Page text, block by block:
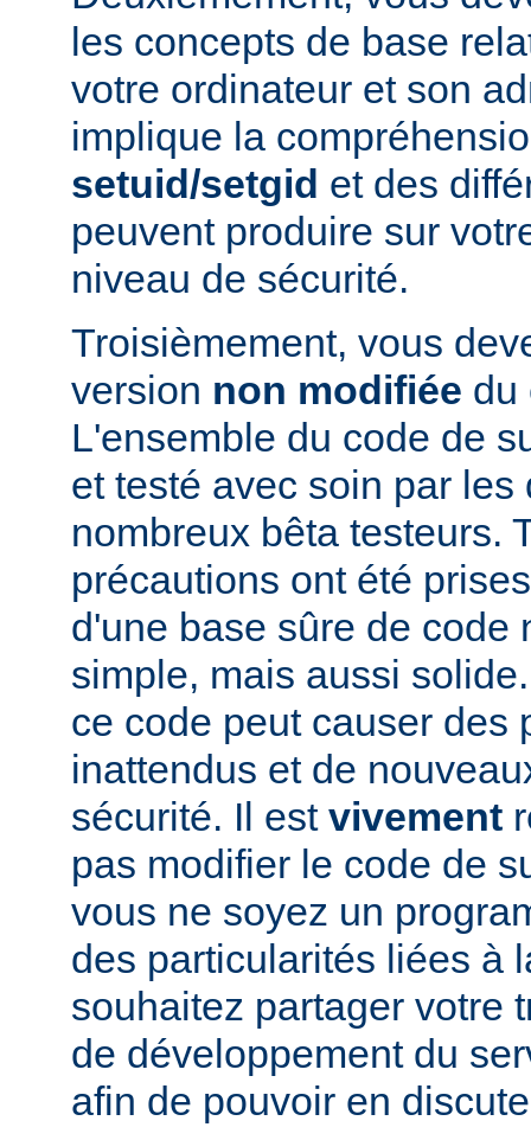
les concepts de base
votre ordinateur et son
implique la
setuid/setgid et des
peuvent produire sur
niveau de sécurité.
Troisièmement, vous
version non modifiée du
L'ensemble du code de
et testé avec soin par
nombreux bêta testeurs.
précautions ont été
d'une base sûre de code
simple, mais aussi
ce code peut causer des
inattendus et de
sécurité. Il est vivement
pas modifier le code de
vous ne soyez un
des particularités liées à
souhaitez partager votre
de développement du
afin de pouvoir en